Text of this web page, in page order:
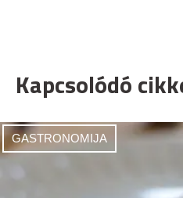
Kapcsolódó
GASTRONOMIJA